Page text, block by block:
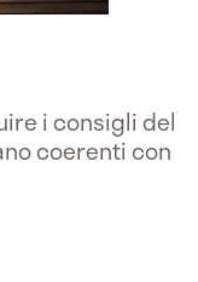
i consigli del
coerenti con